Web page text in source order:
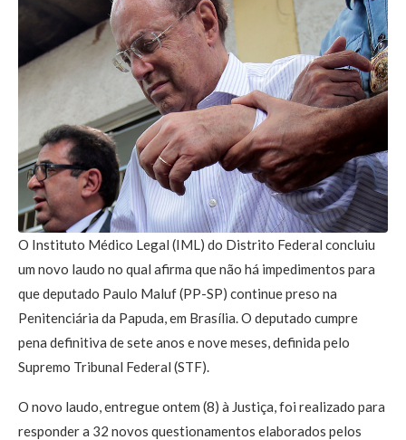
O Instituto Médico Legal (IML) do Distrito Federal concluiu
um novo laudo no qual afirma que não há impedimentos para
que deputado Paulo Maluf (PP-SP) continue preso na
Penitenciária da Papuda, em Brasília. O deputado cumpre
pena definitiva de sete anos e nove meses, definida pelo
Supremo Tribunal Federal (STF).
O novo laudo, entregue ontem (8) à Justiça, foi realizado para
responder a 32 novos questionamentos elaborados pelos